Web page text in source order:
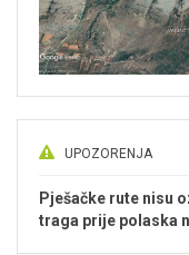
UPOZORENJA
Pješačke rute nisu
traga prije polaska